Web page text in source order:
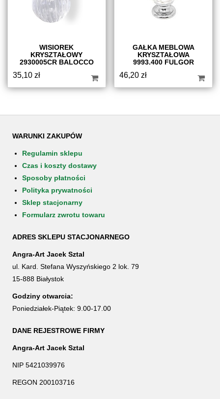
WISIOREK
KRYSZTAŁOWY
2930005CR BALOCCO
35,10 zł
GAŁKA MEBLOWA
KRYSZTAŁOWA
9993.400 FULGOR
46,20zł
WARUNKI ZAKUPÓW
Regulamin sklepu
Czas i koszty dostawy
Sposoby płatności
Polityka prywatności
Sklep stacjonarny
Formularz zwrotu towaru
ADRES SKLEPU STACJONARNEGO
Angra-Art Jacek Sztal
ul. Kard. Stefana Wyszyńskiego 2 lok. 79
15-888 Białystok
Godziny otwarcia:
Poniedziałek-Piątek: 9.00-17.00
DANE REJESTROWE FIRMY
Angra-Art Jacek Sztal
NIP 5421039976
REGON 200103716